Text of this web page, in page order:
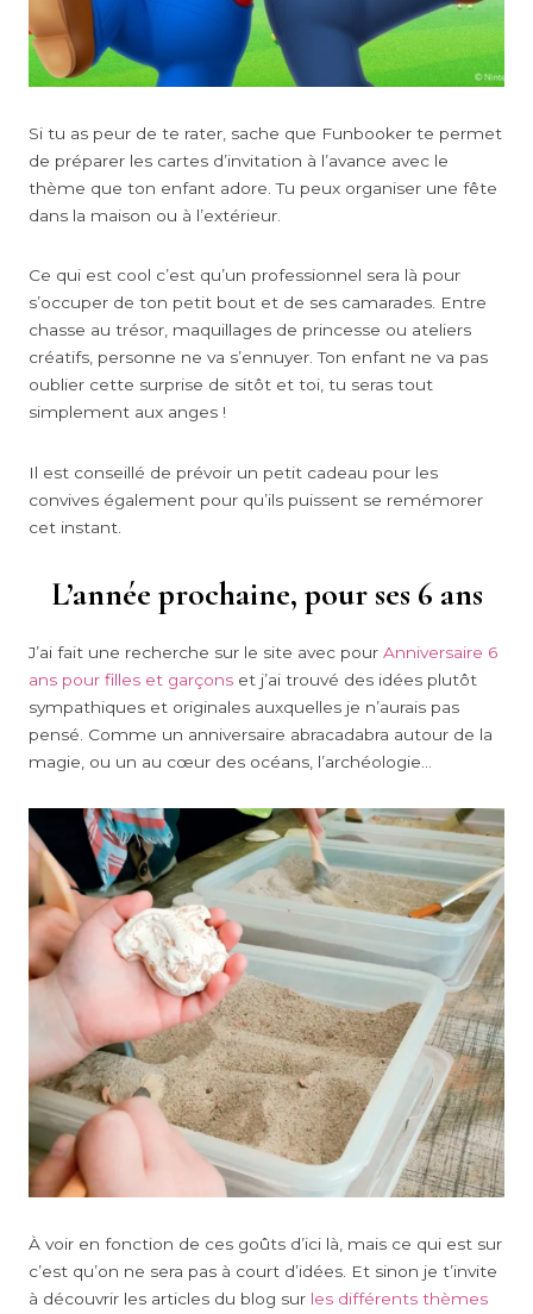
Si tu as peur de te rater, sache que Funbooker te permet
de préparer les cartes d’invitation à l’avance avec le
thème que ton enfant adore. Tu peux organiser une fête
dans la maison ou à l’extérieur.
Ce qui est cool c’est qu’un professionnel sera là pour
s’occuper de ton petit bout et de ses camarades. Entre
chasse au trésor, maquillages de princesse ou ateliers
créatifs, personne ne va s’ennuyer. Ton enfant ne va pas
oublier cette surprise de sitôt et toi, tu seras tout
simplement aux anges !
Il est conseillé de prévoir un petit cadeau pour les
convives également pour qu’ils puissent se remémorer
cet instant.
L’année prochaine, pour ses 6 ans
J’ai fait une recherche sur le site avec pour Anniversaire 6
ans pour filles et garçons et j’ai trouvé des idées plutôt
sympathiques et originales auxquelles je n’aurais pas
pensé. Comme un anniversaire abracadabra autour de la
magie, ou un au cœur des océans, l’archéologie…
À voir en fonction de ces goûts d’ici là, mais ce qui est sur
c’est qu’on ne sera pas à court d’idées. Et sinon je t’invite
à découvrir les articles du blog sur les différents thèmes